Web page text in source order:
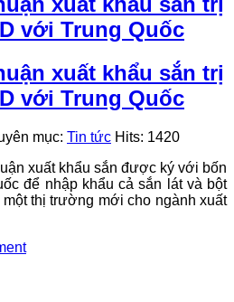
với Trung Quốc
xuất khẩu sắn trị
với Trung Quốc
mục: Tin tức Hits: 1420
xuất khẩu sắn được ký với bốn
để nhập khẩu cả sắn lát và bột
thị trường mới cho ngành xuất